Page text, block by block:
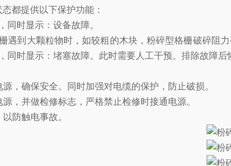
都提供以下保护功能：
同时显示：设备故障。
遇到大颗粒物时，如较粗的木块，粉碎型格栅破碎阻
同时显示：堵塞故障。此时需要人工干预。排除故障后
，确保安全。同时加强对电缆的保护，防止破损。
源，并做检修标志，严格禁止检修时接通电源。
防触电事故。